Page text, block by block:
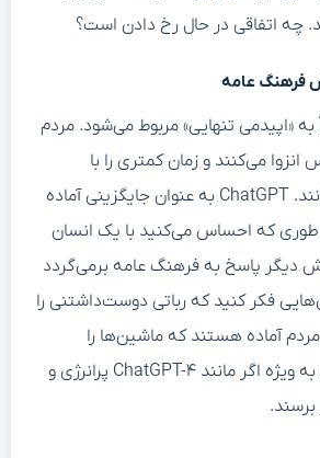
چه اتفاقی در حال رخ دادن است؟
فرهنگ عامه
«اپیدمی تنهایی» مربوط می‌شود. مردم
می‌کنند و زمان کمتری را با
دوستان خود می‌گذرانند. ChatGPT به عنوان جایگزینی آماده
طوری که احساس می‌کنید با یک انسان
پاسخ به فرهنگ عامه برمی‌گردد
فکر کنید که رباتی دوست‌داشتنی را
آماده هستند که ماشین‌ها را
انسان‌گونه بپندارند، به ویژه اگر مانند ChatGPT-۴ پرانرژی و